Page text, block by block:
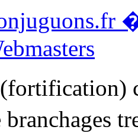
branchages